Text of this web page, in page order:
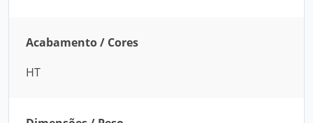
Acabamento / Cores
HT